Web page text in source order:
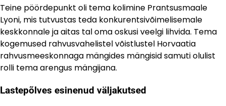
Teine pöördepunkt oli tema kolimine Prantsusmaale
Lyoni, mis tutvustas teda konkurentsivõimelisemale
keskkonnale ja aitas tal oma oskusi veelgi lihvida. Tema
kogemused rahvusvahelistel võistlustel Horvaatia
rahvusmeeskonnaga mängides mängisid samuti olulist
rolli tema arengus mängijana.
Lastepõlves esinenud väljakutsed